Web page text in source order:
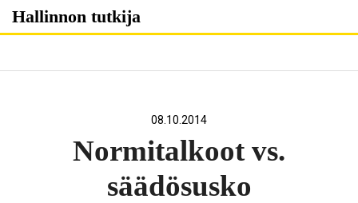
Skip
Hallinnon tutkija
08.10.2014
Normitalkoot vs.
säädösusko